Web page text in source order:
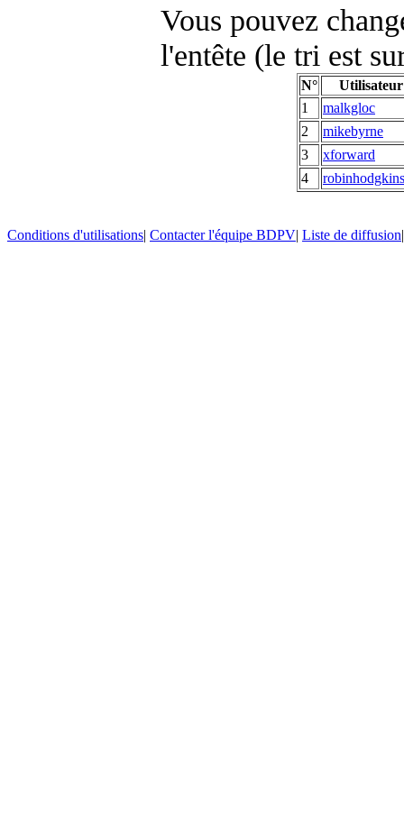
Vous pouvez
l'entête (le tri est
N°
Utilisateur
1
malkgloc
2
mikebyrne
3
xforward
4
Conditions d'utilisations| Contacter l'équipe BDPV| Liste de diffusion